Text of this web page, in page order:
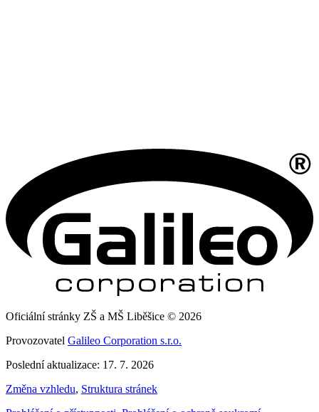
Oficiální stránky ZŠ a MŠ Liběšice © 2026
Provozovatel Galileo Corporation s.r.o.
Poslední aktualizace: 17. 7. 2026
Změna vzhledu, Struktura stránek